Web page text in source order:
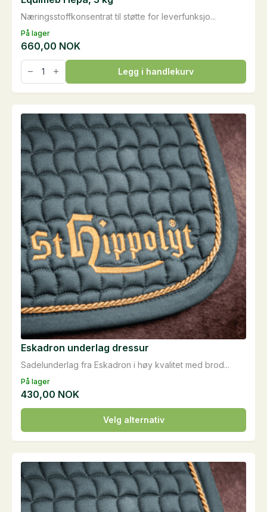
På lager
Næringsstoffkonsentrat til støtte for leverfunksjo...
660,00 NOK
Equimeb
Hepa,
3
kg
Legg i handlekurv
På lager
Sadelunderlag fra Eskadron i høy kvalitet med brod...
Eskadron underlag dressur
430,00 NOK
Velg alternativ
Dette
produktet
har
flere
varianter.
Alternativene
kan